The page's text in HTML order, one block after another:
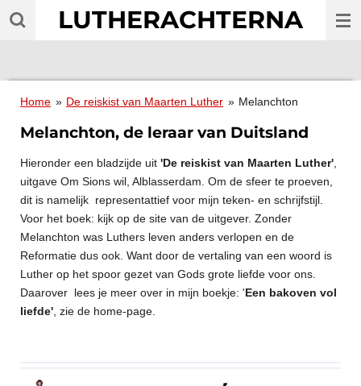
Ga
LUTHERACHTERNA
Home » De reiskist van Maarten Luther » Melanchton
Melanchton, de leraar van Duitsland
Hieronder een bladzijde uit 'De reiskist van Maarten Luther'
uitgave Om Sions wil, Alblasserdam. Om de sfeer te proeven,
dit is namelijk representattief voor mijn teken- en schrijfstijl.
Voor het boek: kijk op de site van de uitgever. Zonder
Melanchton was Luthers leven anders verlopen en de
Reformatie dus ook. Want door de vertaling van een woord is
Luther op het spoor gezet van Gods grote liefde voor ons.
Daarover lees je meer over in mijn boekje: 'Een bakoven vol
liefde' , zie de home-page.